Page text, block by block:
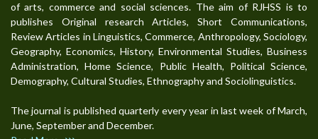
of arts, commerce and social sciences. The aim of RJHSS is to
publishes Original research Articles, Short Communications,
Review Articles in Linguistics, Commerce, Anthropology, Sociology,
Geography, Economics, History, Environmental Studies, Business
Administration, Home Science, Public Health, Political Science,
Demography, Cultural Studies, Ethnography and Sociolinguistics.
The journal is published quarterly every year in last week of March,
June, September and December.